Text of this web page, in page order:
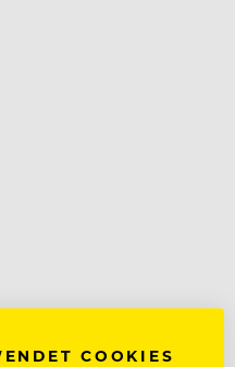
COOKIES